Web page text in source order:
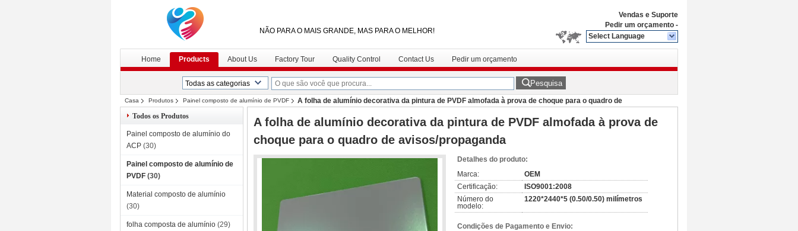
NÃO PARA O MAIS GRANDE, MAS PARA O MELHOR!
Vendas e Suporte
Pedir um orçamento -
Select Language
Home Products About Us Factory Tour Quality Control Contact Us Pedir um orçamento
Pesquisa
Casa Produtos Painel composto de alumínio de PVDF
A folha de alumínio decorativa da pintura de PVDF almofada à prova de choque para o quadro de
avisos/propaganda
Todos os Produtos
Painel composto de alumínio do
ACP (30)
Painel composto de alumínio de
PVDF (30)
Material composto de alumínio
(30)
folha composta de alumínio (29)
A folha de alumínio decorativa da pintura de PVDF almofada à prova de
choque para o quadro de avisos/propaganda
Detalhes do produto:
Marca:
OEM
Certificação:
ISO9001:2008
Número do
modelo:
1220*2440*5 (0.50/0.50) milímetros
Condições de Pagamento e Envio: